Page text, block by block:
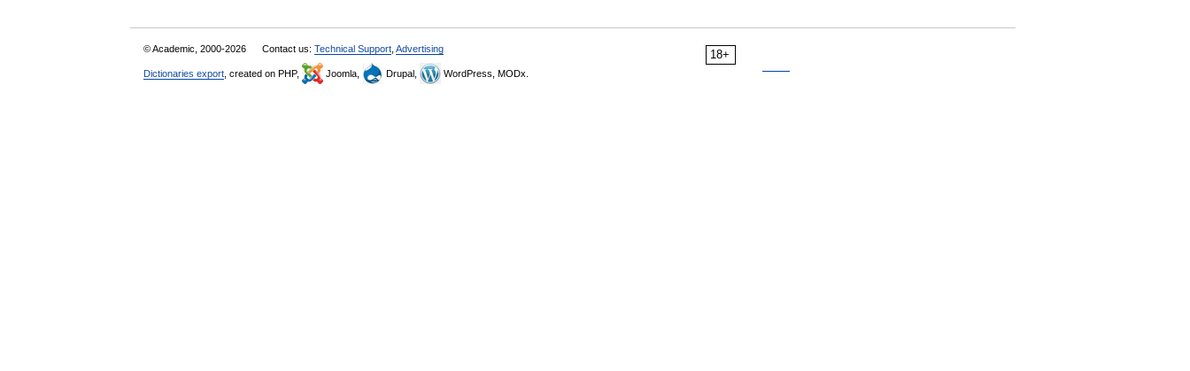
18+
© Academic, 2000-2026 Contact us: Technical Support Advertising
Dictionaries export , created on PHP, Joomla, Drupal, WordPress, MODx.